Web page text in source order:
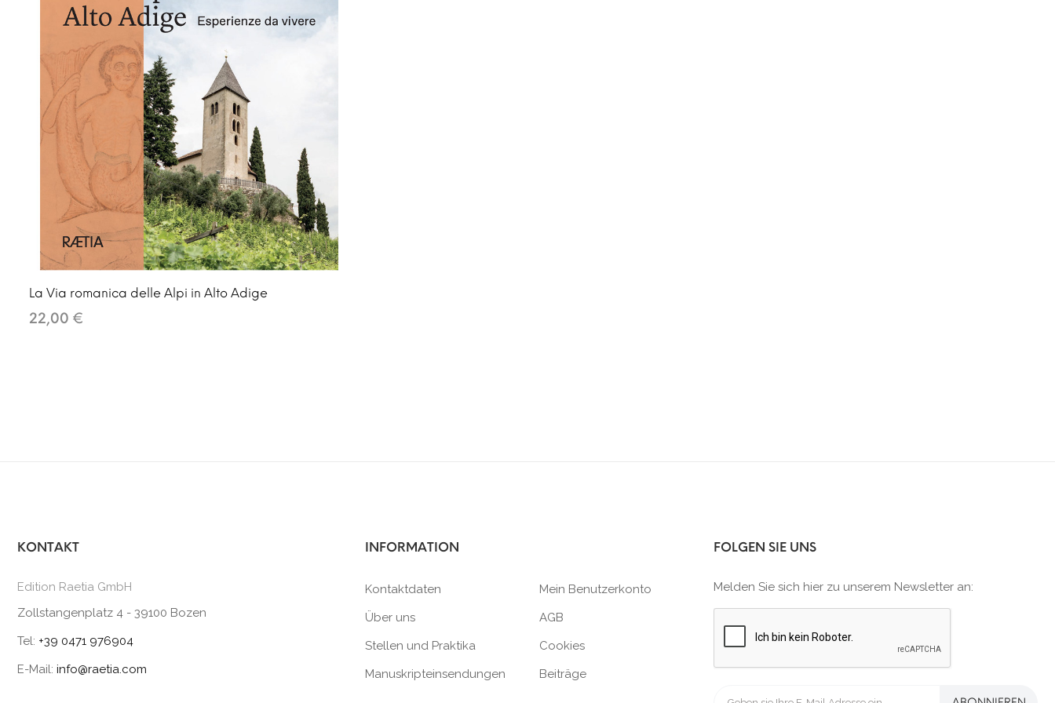
La Via romanica delle Alpi in Alto Adige
22,00 €
KONTAKT
Edition Raetia GmbH
Zollstangenplatz 4 - 39100 Bozen
Tel: +39 0471 976904
E-Mail: info@raetia.com
INFORMATION
Kontaktdaten
Über uns
Stellen und Praktika
Manuskripteinsendungen
Mein Benutzerkonto
AGB
Cookies
Beiträge
FOLGEN SIE UNS
Melden Sie sich hier zu unserem Newsletter an: